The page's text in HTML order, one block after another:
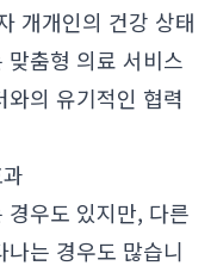
개개인의 건강 상태
춤형 의료 서비스
의 유기적인 협력
우도 있지만, 다른
는 경우도 많습니